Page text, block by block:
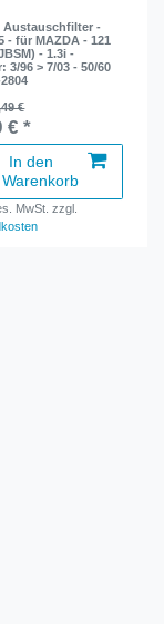
Austauschfilter -
- für MAZDA - 121
- 1.3i -
3/96 > 7/03 - 50/60
€
€ *
In den
Warenkorb
MwSt. zzgl.